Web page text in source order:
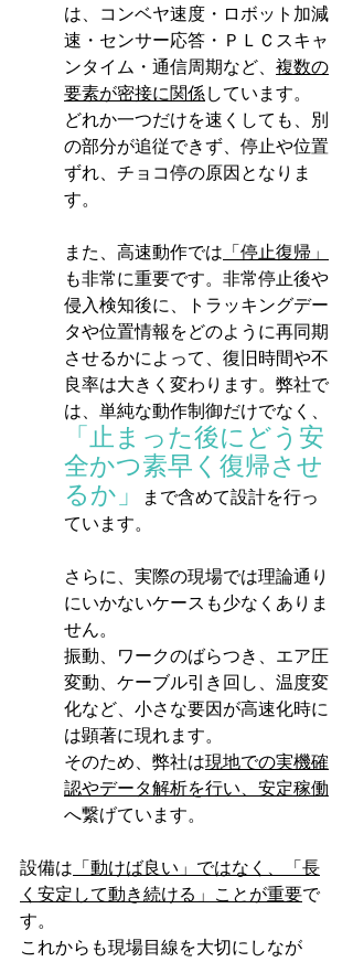
は、コンベヤ速度・ロボット加減
速・センサー応答・ＰＬＣスキャ
ンタイム・通信周期など、 複数の
要素が密接に関係しています。
どれか一つだけを速くしても、別
の部分が追従できず、停止や位置
ずれ、チョコ停の原因となりま
す。
また、高速動作では 「停止復帰」
も非常に重要です。非常停止後や
侵入検知後に、トラッキングデー
タや位置情報をどのように再同期
させるかによって、復旧時間や不
良率は大きく変わります。弊社で
は、単純な動作制御だけでなく、
「止まった後にどう安
全かつ素早く復帰させ
るか」
まで含めて設計を行っ
ています。
さらに、実際の現場では理論通り
にいかないケースも少なくありま
せん。
振動、ワークのばらつき、エア圧
変動、ケーブル引き回し、温度変
化など、小さな要因が高速化時に
は顕著に現れます。
そのため、弊社は現地での実機確
認やデータ解析を行い、安定稼働
へ繋げています。
設備は 「動けば良い」ではなく、「長
く安定して動き続ける」ことが重要で
す。
これからも現場目線を大切にしなが